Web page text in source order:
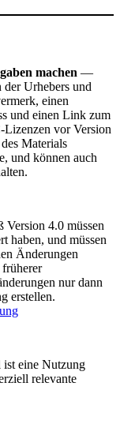
machen —
der Urhebers und
einen
und einen Link zum
Lizenzen vor Version
Materials
und können auch
4.0 müssen
haben, und müssen
Änderungen
früherer
nur dann
erstellen.
eine Nutzung
relevante